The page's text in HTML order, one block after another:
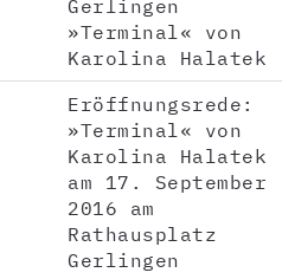
Gerlingen
»Terminal« von
Karolina Halatek
Eröffnungsrede:
»Terminal« von
Karolina Halatek
am 17. September
2016 am
Rathausplatz
Gerlingen